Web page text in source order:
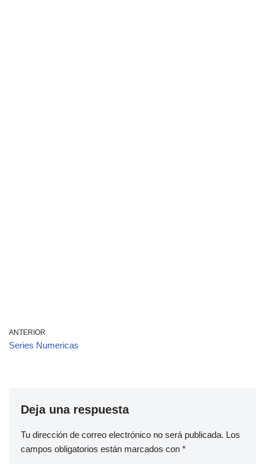
ANTERIOR
Series Numericas
Deja una respuesta
Tu dirección de correo electrónico no será publicada. Los
campos obligatorios están marcados con *